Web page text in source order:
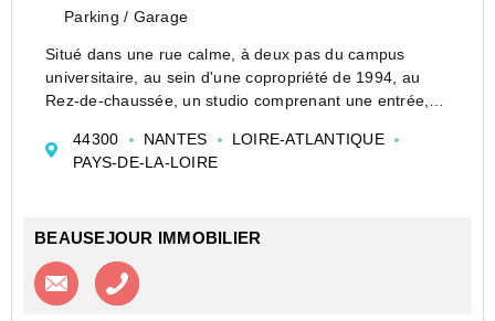
Parking / Garage
Situé dans une rue calme, à deux pas du campus
universitaire, au sein d'une copropriété de 1994, au
Rez-de-chaussée, un studio comprenant une entrée,
placard. Il bénéficie également d'un garage.<...
44300 NANTES
LOIRE-ATLANTIQUE
PAYS-DE-LA-LOIRE
BEAUSEJOUR IMMOBILIER
Contacter l'agence